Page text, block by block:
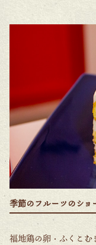
季節のフルーツのショ
福地鶏の卵・ふくこむ